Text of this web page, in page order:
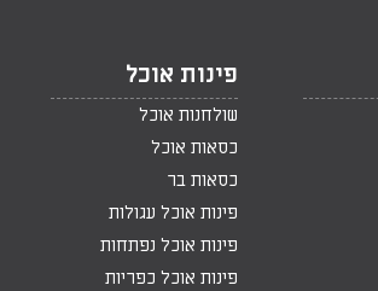
פינות אוכל
שולחנות אוכל
כסאות אוכל
כסאות בר
פינות אוכל עגולות
פינות אוכל נפתחות
פינות אוכל כפריות